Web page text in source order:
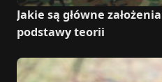
Jakie są główne
podstawy teorii